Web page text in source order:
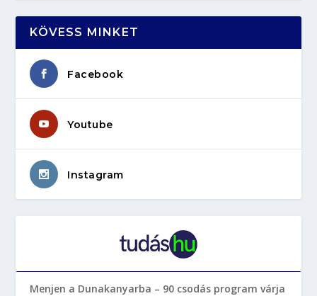
KÖVESS MINKET
Facebook
Youtube
Instagram
Menjen a Dunakanyarba – 90 csodás program várja